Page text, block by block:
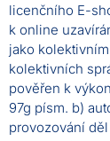
licenčního E-
k online
jako
kolektivních
pověřen k
97g písm. b)
provozování